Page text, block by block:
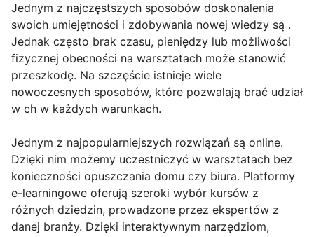
Jednym z najczęstszych sposobów doskonalenia
swoich umiejętności i zdobywania nowej wiedzy są .
Jednak często brak czasu, pieniędzy lub możliwości
fizycznej obecności na warsztatach może stanowić
przeszkodę. Na szczęście istnieje wiele
nowoczesnych sposobów, które pozwalają brać udział
w ch w każdych warunkach.
Jednym z najpopularniejszych rozwiązań są online.
Dzięki nim możemy uczestniczyć w warsztatach bez
konieczności opuszczania domu czy biura. Platformy
e-learningowe oferują szeroki wybór kursów z
różnych dziedzin, prowadzone przez ekspertów z
danej branży. Dzięki interaktywnym narzędziom,